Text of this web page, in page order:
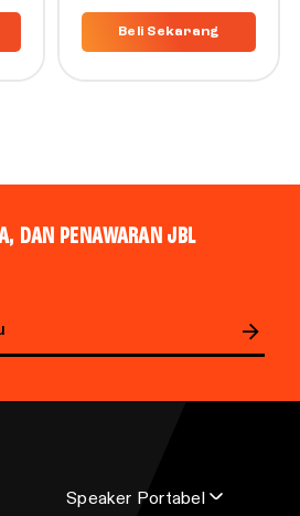
Beli Sekarang
DAN PENAWARAN JBL
Speaker Portabel